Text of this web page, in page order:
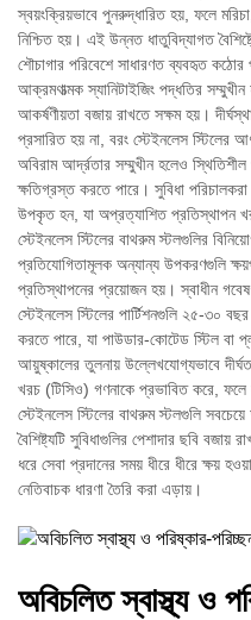
স্বয়ংক্রিয়ভাবে পুনরুদ্ধারিত হয়, ফলে
নিশ্চিত হয়। এই উন্নত ধাতুবিদ্যাগত
শৌচাগার পরিবেশে সাধারণত ব্যবহৃত
আক্রমণাত্মক স্যানিটাইজিং পদ্ধতির
আকর্ষণীয়তা বজায় রাখতে সক্ষম হয়।
প্রসারিত হয় না, বরং স্টেইনলেস স্টিলের
অবিরাম আর্দ্রতার সম্মুখীন হলেও
ক্ষতিগ্রস্ত করতে পারে। সুবিধা পরিচালকরা
উপকৃত হন, যা অপ্রত্যাশিত প্রতিস্থাপন
স্টেইনলেস স্টিলের বাথরুম স্টলগুলির
প্রতিযোগিতামূলক অন্যান্য উপকরণগুলি
প্রতিস্থাপনের প্রয়োজন হয়। স্বাধীন
স্টেইনলেস স্টিলের পার্টিশনগুলি ২৫-৩০
করতে পারে, যা পাউডার-কোটেড স্টিল বা
আয়ুষ্কালের তুলনায় উল্লেখযোগ্যভাবে
খরচ (টিসিও) গণনাকে প্রভাবিত করে, ফলে
স্টেইনলেস স্টিলের বাথরুম স্টলগুলি
বৈশিষ্ট্যটি সুবিধাগুলির পেশাদার ছবি বজায়
ধরে সেবা প্রদানের সময় ধীরে ধীরে ক্ষয়
নেতিবাচক ধারণা তৈরি করা এড়ায়।
অবিচলিত স্বাস্থ্য ও